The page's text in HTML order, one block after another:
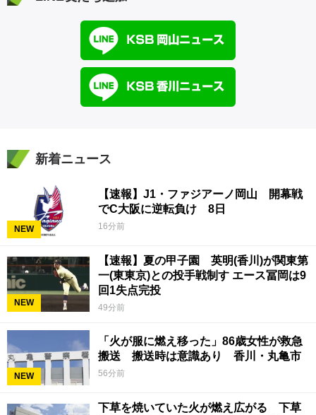
新着ニュース
NEW
【速報】J1・ファジアーノ岡山 開幕戦
でC大阪に逆転負け 8日
16分前
NEW
【速報】夏の甲子園 英明(香川)が関東第
一(東東京)との投手戦制す エース冨岡は9
回1失点完投
49分前
NEW
「火が服に燃え移った」86歳女性が救急
搬送 搬送時は意識あり 香川・丸亀市
56分前
下草を焼いていた火が燃え広がる 下草